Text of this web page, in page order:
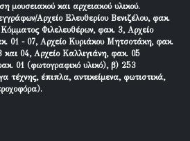
μουσειακού και αρχειακού υλικού.
Αρχείο Ελευθερίου Βενιζέλου, φακ.
Φιλελευθέρων, φακ. 3, Αρχείο
01 - 07, Αρχείο Κυριάκου Μητσοτάκη, φακ.
04, Αρχείο Καλλιγιάνη, φακ. 05
01 (φωτογραφικό υλικό), β) 253
τέχνης, έπιπλα, αντικείμενα, φωτιστικά,